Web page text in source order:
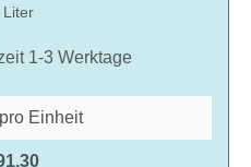
Liter
1-3 Werktage
Einheit